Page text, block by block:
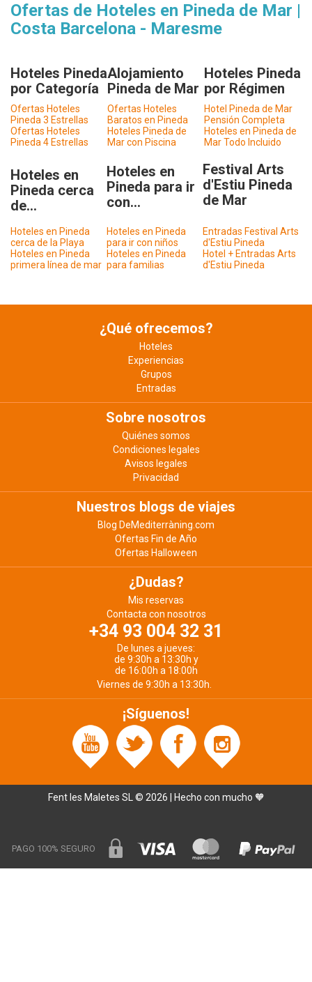
Ofertas de Hoteles en Pineda de Mar |
Costa Barcelona - Maresme
Hoteles Pineda
por Categoría
Alojamiento
Pineda de Mar
Hoteles Pineda
por Régimen
Ofertas Hoteles
Pineda 3 Estrellas
Ofertas Hoteles
Baratos en Pineda
Hotel Pineda de Mar
Pensión Completa
Ofertas Hoteles
Pineda 4 Estrellas
Hoteles Pineda de
Mar con Piscina
Hoteles en Pineda de
Mar Todo Incluido
Hoteles en
Pineda cerca
de...
Hoteles en
Pineda para ir
con...
Festival Arts
d'Estiu Pineda
de Mar
Hoteles en Pineda
cerca de la Playa
Hoteles en Pineda
para ir con niños
Entradas Festival Arts
d'Estiu Pineda
Hoteles en Pineda
primera línea de mar
Hoteles en Pineda
para familias
Hotel + Entradas Arts
d'Estiu Pineda
¿Qué ofrecemos?
Hoteles
Experiencias
Grupos
Entradas
Sobre nosotros
Quiénes somos
Condiciones legales
Avisos legales
Privacidad
Nuestros blogs de viajes
Blog DeMediterràning.com
Ofertas Fin de Año
Ofertas Halloween
¿Dudas?
Mis reservas
Contacta con nosotros
+34 93 004 32 31
De lunes a jueves:
de 9:30h a 13:30h y
de 16:00h a 18:00h
Viernes de 9:30h a 13:30h.
¡Síguenos!
Fent les Maletes SL © 2026 | Hecho con mucho 🧡
PAGO 100% SEGURO